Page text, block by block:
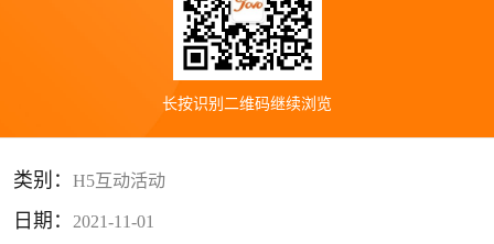
长按识别二维码继续浏览
类别： H5互动活动
日期： 2021-11-01